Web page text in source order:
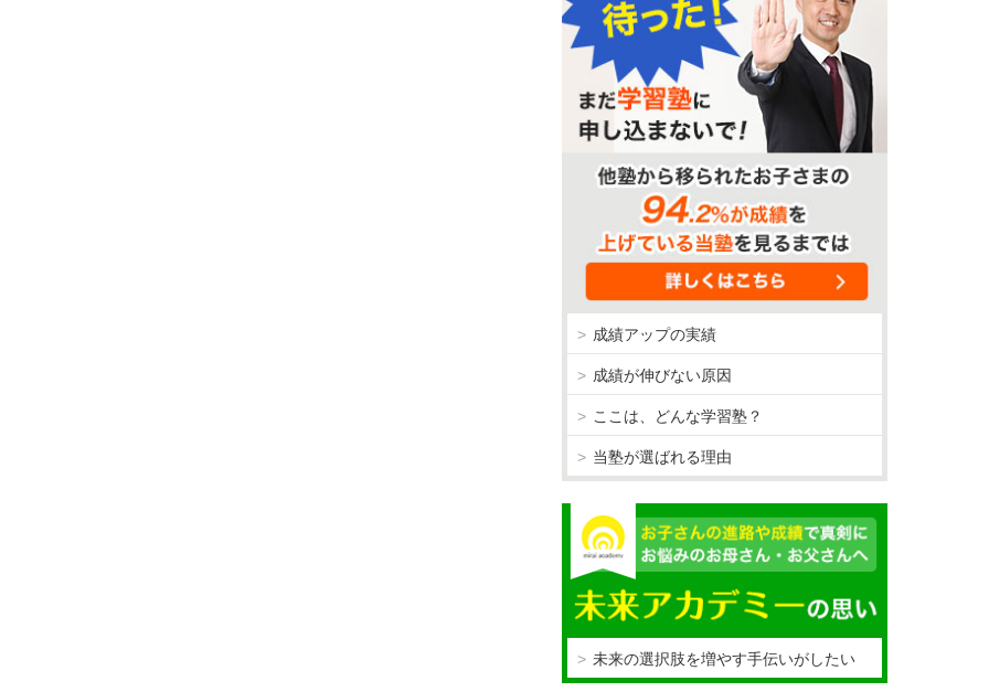
成績アップの実績
成績が伸びない原因
ここは、どんな学習塾？
当塾が選ばれる理由
未来の選択肢を増やす手伝いがしたい